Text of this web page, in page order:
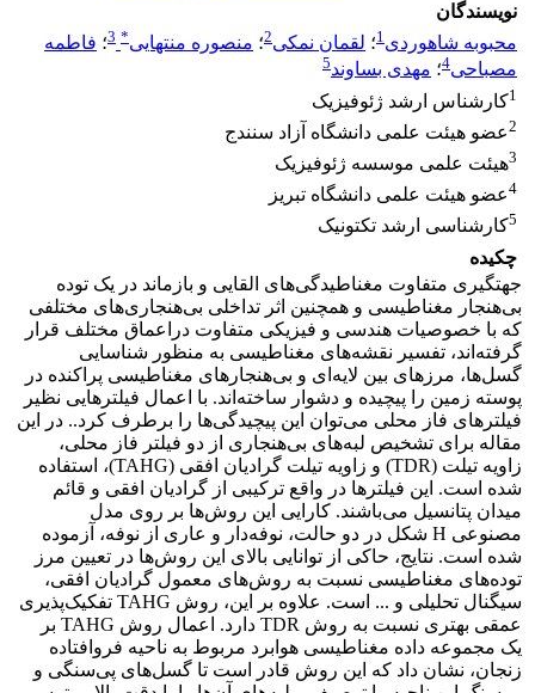
نویسندگان
محبوبه شاهوردی1؛ لقمان نمکی2؛ منصوره منتهایی*
3؛ فاطمه
مصباحی4؛ مهدی بساوند5
1کارشناس ارشد ژئوفیزیک
2عضو هیئت علمی دانشگاه آزاد سنندج
3هیئت علمی موسسه ژئوفیزیک
4عضو هیئت علمی دانشگاه تبریز
5کارشناسی ارشد تکتونیک
چکیده
جهتگیری متفاوت مغناطیدگی‌های القایی و بازماند در ‌یک توده
بی‌هنجار مغناطیسی و همچنین اثر تداخلی بی‌هنجاری‌های مختلفی
که با خصوصیات هندسی و فیزیکی متفاوت دراعماق مختلف قرار
گرفته‌اند، تفسیر نقشه‌های مغناطیسی به منظور شناسایی
گسل‌ها، مرزهای بین لایه‌ای و بی‌هنجار‌های مغناطیسی پراکنده در
پوسته زمین را پیچیده و دشوار ساخته‌اند. با اعمال فیلترهایی نظیر
فیلترهای فاز محلی می‌توان این پیچیدگی‌ها را برطرف کرد.. در این
مقاله برای تشخیص لبه‌های بی‌هنجاری از دو فیلتر فاز محلی،
زاویه تیلت (TDR) و زاویه تیلت گرادیان افقی (TAHG)، استفاده
شده است. این فیلترها در واقع ترکیبی از گرادیان افقی و قائم
میدان پتانسیل می‌باشند. کارایی این روش‌ها بر روی مدل
مصنوعی H شکل در دو حالت، نوفه‌دار و عاری از نوفه، آزموده
شده است. نتایج، حاکی از توانایی بالای این روش‌ها در تعیین مرز
توده‌های مغناطیسی نسبت به روش‌های معمول گرادیان افقی،
سیگنال تحلیلی و ... است. علاوه بر این، روش TAHG تفکیک‌پذیری
عمقی بهتری نسبت به روش TDR دارد. اعمال روش TAHG بر
یک مجموعه داده مغناطیسی هوابرد مربوط به ناحیه فروافتاده
زنجان، نشان داد که این روش قادر است تا گسل‌های پی‌سنگی و